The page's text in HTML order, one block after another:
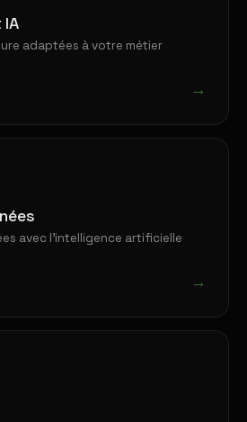
adaptées à votre métier
→
avec l'intelligence artificielle
→